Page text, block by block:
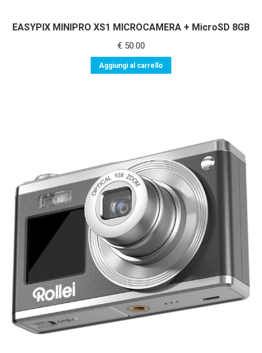
EASYPIX MINIPRO XS1 MICROCAMERA + MicroSD 8GB
€50.00
Aggiungi al carrello